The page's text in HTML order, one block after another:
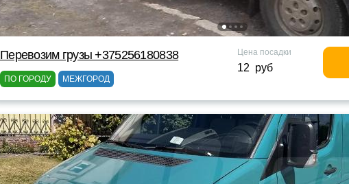
Перевозим грузы +375256180838
ПО ГОРОДУ МЕЖГОРОД
Цена посадки
12 руб